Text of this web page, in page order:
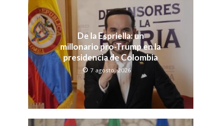
De la Espriella: un
millonario pro-Trump en la
presidencia de Colombia
7 agosto, 2026